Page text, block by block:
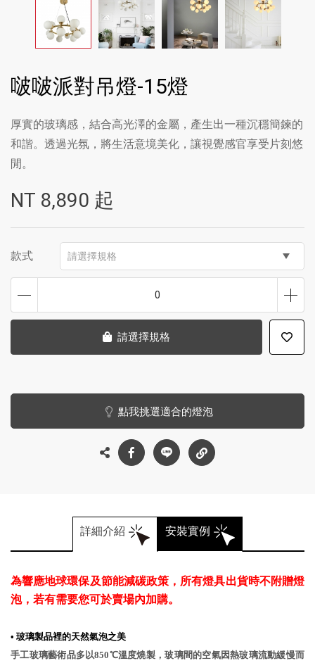
啵啵派對吊燈-15燈
厚實的玻璃感，結合高光澤的金屬，產生出一種沉穩簡鍊的
和諧。透過光氛，將生活意境美化，讓視覺感官享受片刻悠
閒。
NT 8,890 起
款式 請選擇規格
0
請選擇規格
點我挑選適合的燈泡
詳細介紹 安裝實例
為響應地球環保及節能減碳政策，所有燈具出貨時不附贈燈
泡，若有需要您可於賣場內加購。
• 玻璃製品裡的天然氣泡之美
手工玻璃藝術品多以850℃溫度燒製，玻璃間的空氣因熱玻璃流動緩慢而